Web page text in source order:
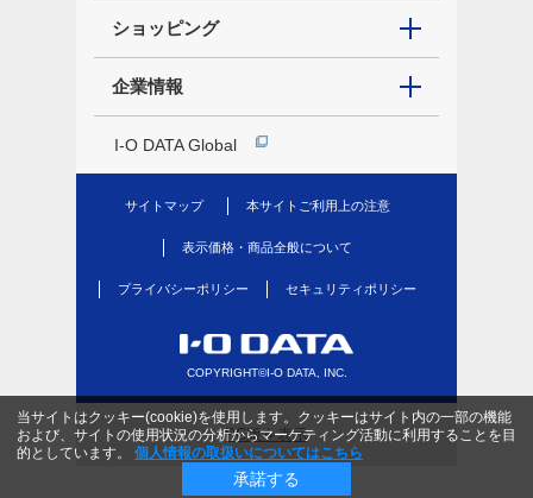
ショッピング
企業情報
I-O DATA Global
サイトマップ 本サイトご利用上の注意
表示価格・商品全般について
プライバシーポリシー セキュリティポリシー
COPYRIGHT©I-O DATA, INC.
当サイトはクッキー(cookie)を使用します。クッキーはサイト内の一部の機能
および、サイトの使用状況の分析からマーケティング活動に利用することを目
的としています。
個人情報の取扱いについてはこちら
承諾する
PC版を表示